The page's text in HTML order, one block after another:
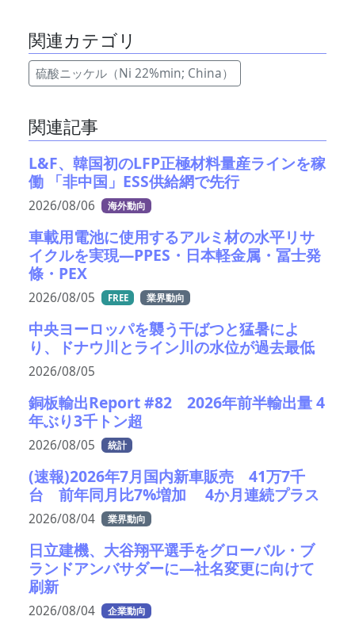
関連カテゴリ
硫酸ニッケル（Ni 22%min; China）
関連記事
L&F、韓国初のLFP正極材料量産ラインを稼
働 「非中国」ESS供給網で先行
2026/08/06 海外動向
車載用電池に使用するアルミ材の水平リサ
イクルを実現―PPES・日本軽金属・冨士発
條・PEX
2026/08/05 FREE 業界動向
中央ヨーロッパを襲う干ばつと猛暑によ
り、ドナウ川とライン川の水位が過去最低
2026/08/05
銅板輸出Report #82 2026年前半輸出量 4
年ぶり3千トン超
2026/08/05 統計
(速報)2026年7月国内新車販売 41万7千
台 前年同月比7%増加 4か月連続プラス
2026/08/04 業界動向
日立建機、大谷翔平選手をグローバル・ブ
ランドアンバサダーに—社名変更に向けて
刷新
2026/08/04 企業動向